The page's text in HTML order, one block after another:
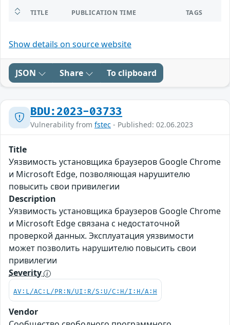
TITLE PUBLICATION TIME TAGS
Show details on source website
JSON Share To clipboard
BDU:2023-03733
Vulnerability from fstec - Published: 02.06.2023
Title
Уязвимость установщика браузеров Google Chrome
и Microsoft Edge, позволяющая нарушителю
повысить свои привилегии
Description
Уязвимость установщика браузеров Google Chrome
и Microsoft Edge связана с недостаточной
проверкой данных. Эксплуатация уязвимости
может позволить нарушителю повысить свои
привилегии
Severity
AV:L/AC:L/PR:N/UI:R/S:U/C:H/I:H/A:H
Vendor